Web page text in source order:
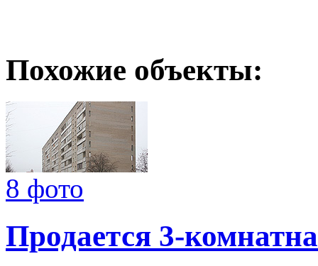
Похожие объекты:
8 фото
Продается 3-